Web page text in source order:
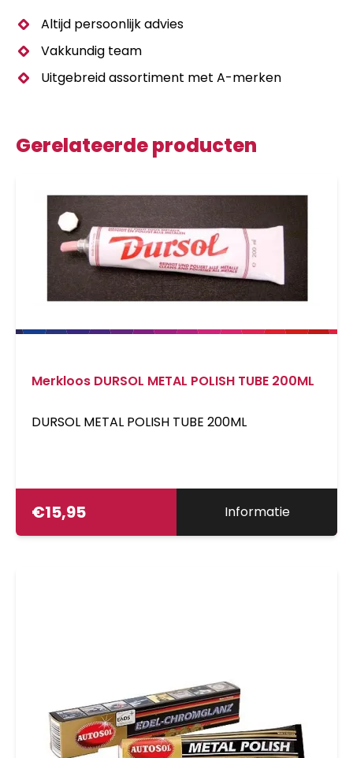
Altijd persoonlijk advies
Vakkundig team
Uitgebreid assortiment met A-merken
Gerelateerde producten
Merkloos DURSOL METAL POLISH TUBE 200ML
DURSOL METAL POLISH TUBE 200ML
€15,95 Informatie